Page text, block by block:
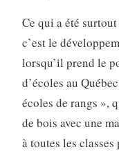
Ce qui a été
c’est le
lorsqu’il prend le
d’écoles au
écoles de rangs »,
de bois avec une
à toutes les